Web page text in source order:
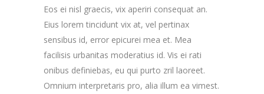
Eos ei nisl graecis, vix aperiri consequat an.
Eius lorem tincidunt vix at, vel pertinax
sensibus id, error epicurei mea et. Mea
facilisis urbanitas moderatius id. Vis ei rati
onibus definiebas, eu qui purto zril laoreet.
Omnium interpretaris pro, alia illum ea vimest.